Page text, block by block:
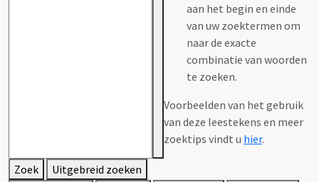
aan het begin en einde
van uw zoektermen om
naar de exacte
combinatie van woorden
te zoeken.
Voorbeelden van het gebruik
van deze leestekens en meer
zoektips vindt u hier.
Zoek
Uitgebreid zoeken